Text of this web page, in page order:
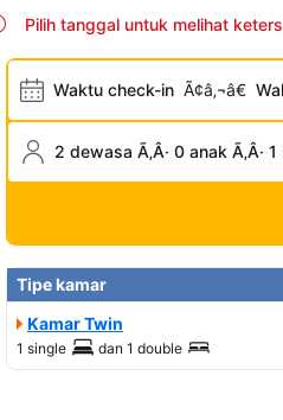
Pilih tanggal untuk melihat
Waktu check-in Ã¢â‚¬â€
2 dewasa Ã‚Â· 0 anak Ã‚Â·
Tipe kamar
Kamar Twin
1 single dan 1 double